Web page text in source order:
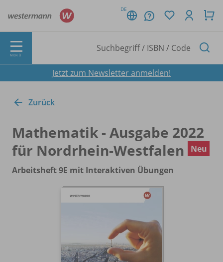
DE
MENÜ
Jetzt zum Newsletter anmelden!
Zurück
Mathematik - Ausgabe 2022
für Nordrhein-Westfalen
Neu
Arbeitsheft 9E mit Interaktiven Übungen